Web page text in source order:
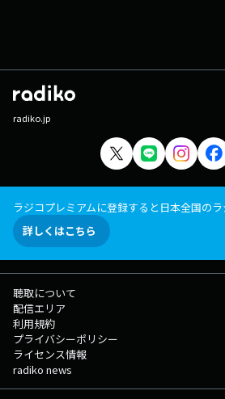
radiko.jp
ラジコプレミアムに登録すると日本全国の
詳しくはこちら
聴取について
配信エリア
利用規約
プライバシーポリシー
ライセンス情報
radiko news